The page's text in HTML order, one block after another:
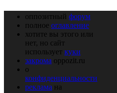
оппозитный форум
полное оглавление
хотите вы этого или
нет, но сайт
использует куки
закрома oppozit.ru
о
конфиденциальности
реклама на